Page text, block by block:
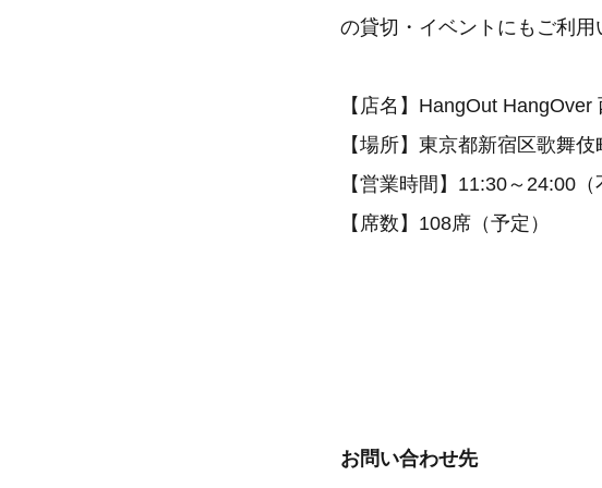
の貸切・イベントにもご利用
【店名】HangOut
【場所】東京都新宿区歌舞
【営業時間】11:30～24:00（
【席数】108席（予定）
お問い合わせ先